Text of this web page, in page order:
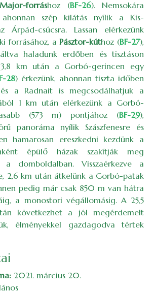
Major-forráshoz (BF-26). Nemsokára
ahonnan szép kilátás nyílik a Kis-
Árpád-csúcsra. Lassan elérkezünk
forrásához, aPásztor-kúthoz (BF-27),
haladunk erdőben és tisztáson
km után a Gorbó-gerincen egy
28) érkezünk, ahonnan tiszta időben
a Radnait is megcsodálhatjuk a
1 km után elérkezünk a Gorbó-
(573 m) pontjához (BF-29),
panoráma nyílik Szászfenesre és
hamarosan ereszkedni kezdünk a
épülő házak szakítják meg
a domboldalban. Visszaérkezve a
2,6 km után átkelünk a Gorbó-patak
pedig már csak 850 m van hátra
a monostori végállomásig. A 25,5
következhet a jól megérdemelt
élményekkel gazdagodva tértek
2021. március 20.